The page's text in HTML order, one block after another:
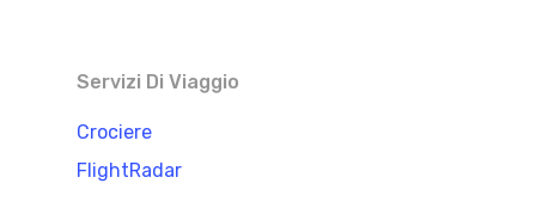
Servizi Di Viaggio
Crociere
FlightRadar